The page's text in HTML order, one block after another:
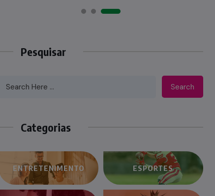
Pesquisar
Search
Categorias
ENTRETENIMENTO ESPORTES